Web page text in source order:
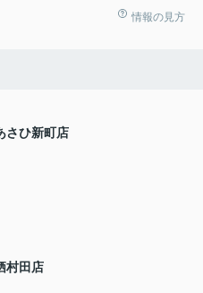
情報の見方
さひ新町店
村田店